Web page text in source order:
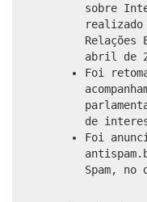
sobre
Relações
abril de
Foi
de
Foi
Spam, no